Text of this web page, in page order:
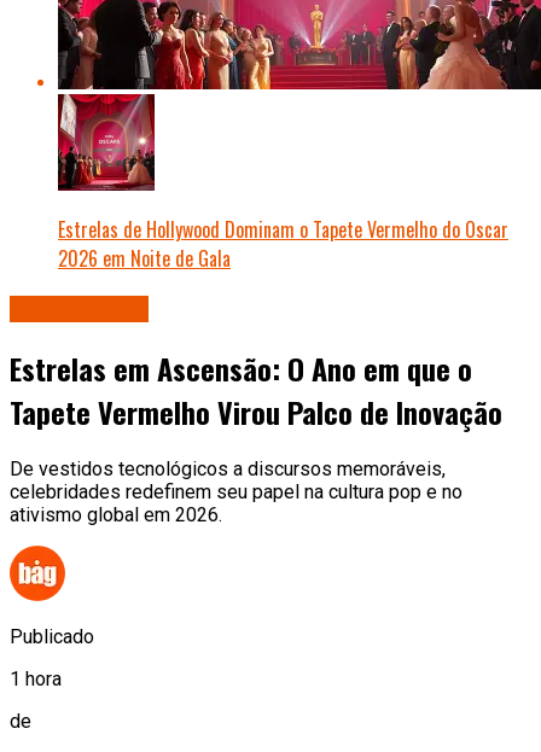
Estrelas de Hollywood Dominam o Tapete Vermelho do Oscar
2026 em Noite de Gala
Estrelas em Ascensão: O Ano em que o
Tapete Vermelho Virou Palco de Inovação
De vestidos tecnológicos a discursos memoráveis,
celebridades redefinem seu papel na cultura pop e no
ativismo global em 2026.
Publicado
1 hora
de